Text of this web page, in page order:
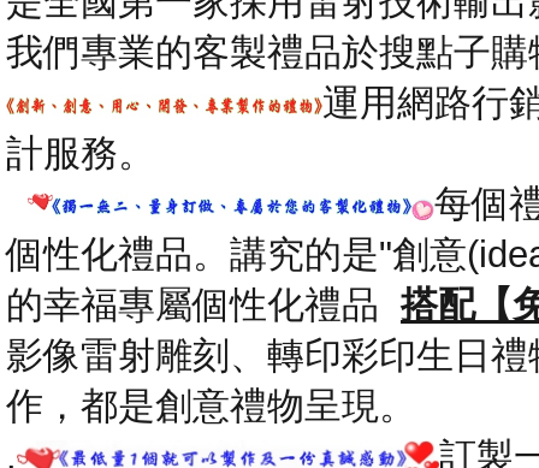
我們專業的客製禮品於搜點子
運用網路行
計服務。
每個
個性化禮品。講究的是"創意
的幸福專屬個性化禮品搭配【
影像雷射雕刻、轉印彩印生日禮
作，都是創意禮物呈現。
.
訂製